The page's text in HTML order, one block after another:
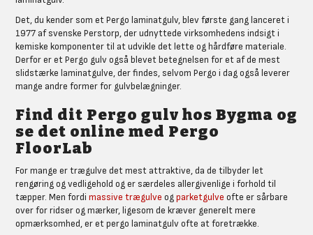
Det, du kender som et Pergo laminatgulv, blev første gang lanceret i
1977 af svenske Perstorp, der udnyttede virksomhedens indsigt i
kemiske komponenter til at udvikle det lette og hårdføre materiale.
Derfor er et Pergo gulv også blevet betegnelsen for et af de mest
slidstærke laminatgulve, der findes, selvom Pergo i dag også leverer
mange andre former for gulvbelægninger.
Find dit Pergo gulv hos Bygma og
se det online med Pergo
FloorLab
For mange er trægulve det mest attraktive, da de tilbyder let
rengøring og vedligehold og er særdeles allergivenlige i forhold til
tæpper. Men fordi massive trægulve ogparketgulve ofte er sårbare
over for ridser og mærker, ligesom de kræver generelt mere
opmærksomhed, er et pergo laminatgulv ofte at foretrække.